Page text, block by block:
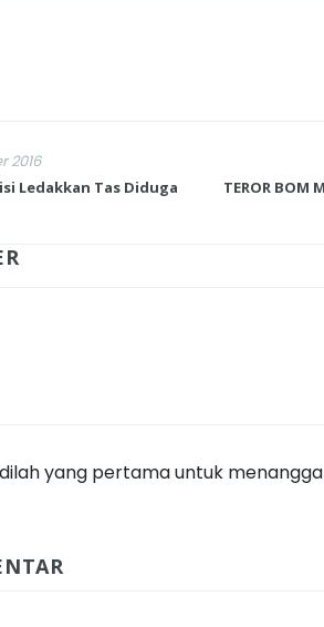
2016
Ledakkan Tas Diduga
TEROR BOM
yang pertama untuk
KRISTIANI SALATIGA